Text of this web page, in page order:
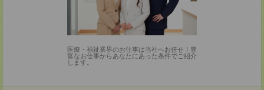
医療・福祉業界のお仕事は当社へお任せ！豊
富なお仕事からあなたにあった条件でご紹介
します。